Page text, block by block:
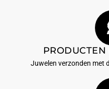
Juwelen verzonden met